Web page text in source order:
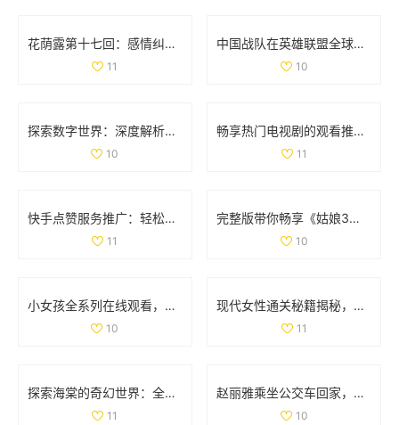
花荫露第十七回：感情纠葛与命运交错的奇妙旅程
11
中国战队在英雄联盟全球总决赛中的表现与名单分析
10
探索数字世界：深度解析35与дода的奇妙结合
10
畅享热门电视剧的观看推荐，77777免费观看尽在其中
11
快手点赞服务推广：轻松获取双重点赞的自助平台指南
11
完整版带你畅享《姑娘3》精彩剧情与国语配音全纪录
10
小女孩全系列在线观看，畅享高清精彩内容尽在掌握
10
现代女性通关秘籍揭秘，如何轻松完成文字找茬挑战
11
探索海棠的奇幻世界：全新游戏体验等你来揭晓
11
赵丽雅乘坐公交车回家，展现真实亲民的一面
10